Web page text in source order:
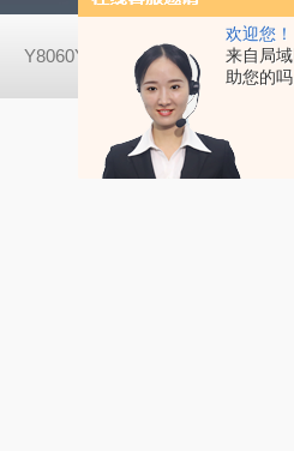
欢迎您！
来自局
助您的吗
Y8060YPDA培养基